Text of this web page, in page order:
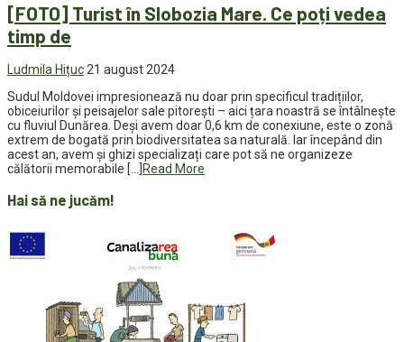
[FOTO] Turist în Slobozia Mare. Ce poți vedea
timp de
Ludmila Hițuc21 august 2024
Sudul Moldovei impresionează nu doar prin specificul tradițiilor,
obiceiurilor și peisajelor sale pitorești – aici țara noastră se întâlnește
cu fluviul Dunărea. Deși avem doar 0,6 km de conexiune, este o zonă
extrem de bogată prin biodiversitatea sa naturală. Iar începând din
acest an, avem și ghizi specializați care pot să ne organizeze
călătorii memorabile […] Read More
Hai să ne jucăm!